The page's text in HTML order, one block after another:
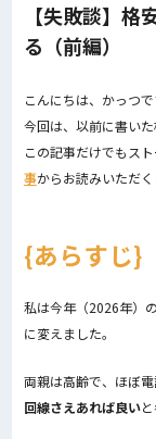
【失敗談】
る（前編）
こんにちは、かっつで
今回は、以前に書いた
この記事だけでもス
事からお読みいただく
あらすじ
私は今年（2026年）
に変えました。
両親は高齢で、ほぼ電
回線さえあれば良いと